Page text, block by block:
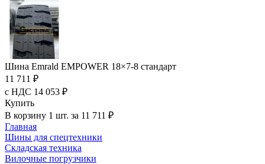
Шина Emrald EMPOWER 18×7-8 стандарт
11 711 ₽
с НДС 14 053 ₽
Купить
В корзину 1 шт. за 11 711 ₽
Главная
Шины для спецтехники
Складская техника
Вилочные погрузчики